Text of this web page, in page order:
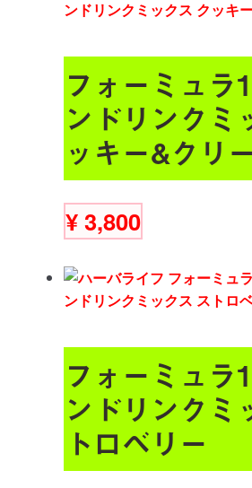
フォーミュラ
ンドリンクミ
ッキー&クリ
¥3,800
フォーミュラ
ンドリンクミ
トロベリー